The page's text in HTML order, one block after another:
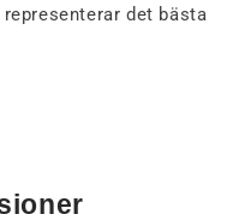
representerar det bästa